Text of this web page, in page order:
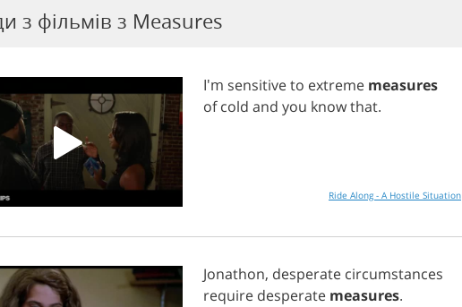
з фільмів з Measures
I'm sensitiveto extreme measures
of cold and you knowthat.
Ride Along - A Hostile Situation
Jonathon, desperate circumstances
require desperate measures.